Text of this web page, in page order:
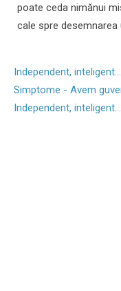
poate ceda nimănui
cale spre desemnarea
Independent,
Simptome - Avem
Independent,